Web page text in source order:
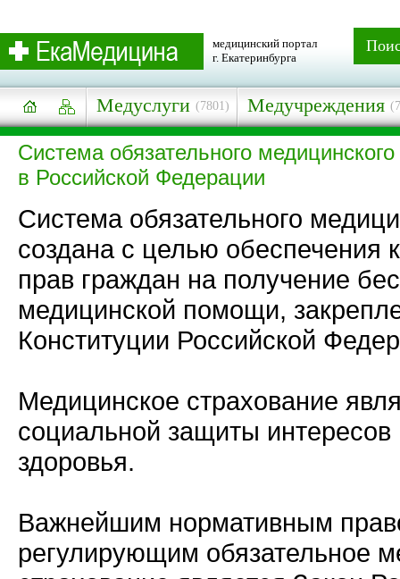
медицинский портал
г. Екатеринбурга
Медуслуги (7801) Медучреждения
Система обязательного
в Российской Федерации
Система обязательного
создана с целью обеспечения
прав граждан на получение
медицинской помощи,
Конституции Российской
Медицинское страхование
социальной защиты
здоровья.
Важнейшим нормативным
регулирующим обязательное